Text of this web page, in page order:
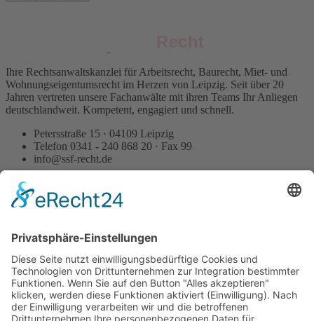
Recht
Ihre Rechtsanwaltskanzlei für Arbeitsrecht, Baurecht, Miet- und
Wohnungseigentumsrecht im Herzen von Leipzig. Seit über 20
Jahren vertreten unsere Fachanwälte mit ihren Teams Ihr Anliegen
deutschlandweit. Kompetent, engagiert und schnell.
Petersstraße 15 · 04109 Leipzig
Telefon 0341 - 240 868 20 · Fax 99
info@ssf-recht.de
Spezialisiert auf
Arbeitsrecht Betriebsräte
Privates Baurecht für Unternehmer
Architekten- & Ingenieurrecht
Gewerbliches Mietrecht
Mietrecht für Vermieter